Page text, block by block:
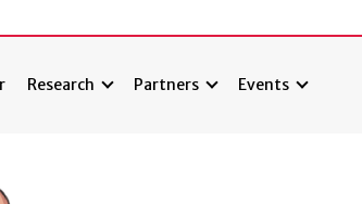
Research Partners Events